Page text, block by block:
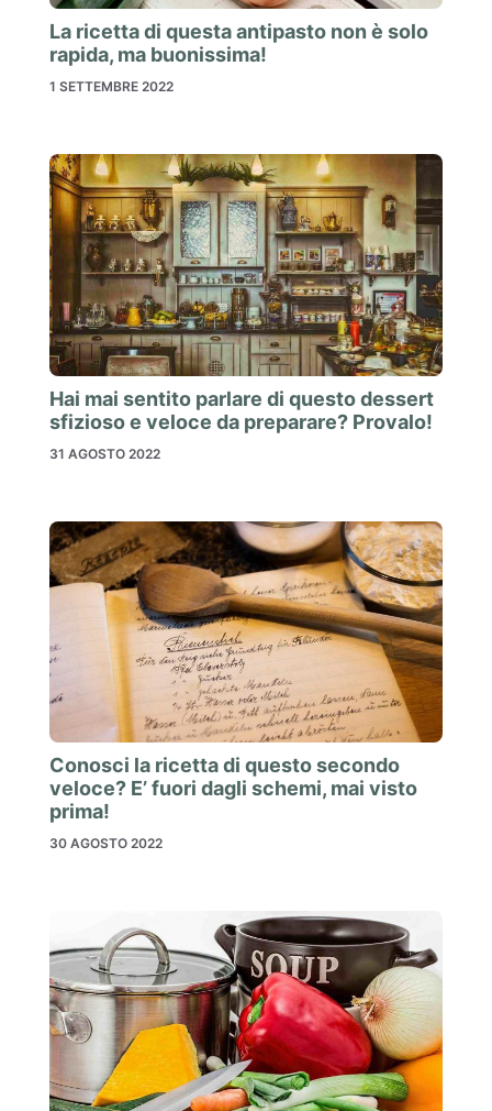
La ricetta di questa antipasto non è solo
rapida, ma buonissima!
1 SETTEMBRE 2022
Hai mai sentito parlare di questo dessert
sfizioso e veloce da preparare? Provalo!
31 AGOSTO 2022
Conosci la ricetta di questo secondo
veloce? E’ fuori dagli schemi, mai visto
prima!
30 AGOSTO 2022